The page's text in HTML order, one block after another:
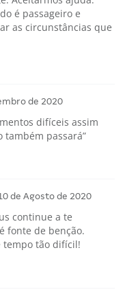
é passageiro e
as circunstâncias que
de 2020
difíceis assim
também passará”
de Agosto de 2020
continue a te
fonte de benção.
tempo tão difícil!